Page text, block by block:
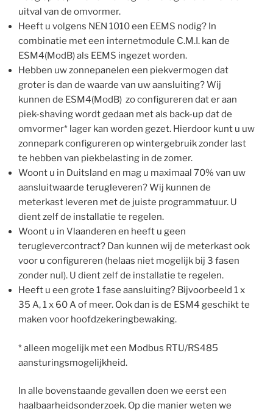
uitval van de omvormer.
Heeft u volgens NEN 1010 een EEMS nodig? In
combinatie met een internetmodule C.M.I. kan de
ESM4(ModB) als EEMS ingezet worden.
Hebben uw zonnepanelen een piekvermogen dat
groter is dan de waarde van uw aansluiting? Wij
kunnen de ESM4(ModB) zo configureren dat er aan
piek-shaving wordt gedaan met als back-up dat de
omvormer* lager kan worden gezet. Hierdoor kunt u uw
zonnepark configureren op wintergebruik zonder last
te hebben van piekbelasting in de zomer.
Woont u in Duitsland en mag u maximaal 70% van uw
aansluitwaarde terugleveren? Wij kunnen de
meterkast leveren met de juiste programmatuur. U
dient zelf de installatie te regelen.
Woont u in Vlaanderen en heeft u geen
teruglevercontract? Dan kunnen wij de meterkast ook
voor u configureren (helaas niet mogelijk bij 3 fasen
zonder nul). U dient zelf de installatie te regelen.
Heeft u een grote 1 fase aansluiting? Bijvoorbeeld 1 x
35 A, 1 x 60 A of meer. Ook dan is de ESM4 geschikt te
maken voor hoofdzekeringbewaking.
* alleen mogelijk met een Modbus RTU/RS485
aansturingsmogelijkheid.
In alle bovenstaande gevallen doen we eerst een
haalbaarheidsonderzoek. Op die manier weten we